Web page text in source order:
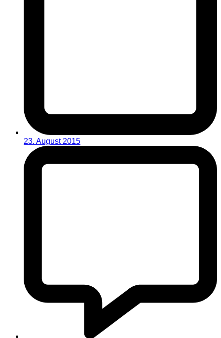
23. August 2015